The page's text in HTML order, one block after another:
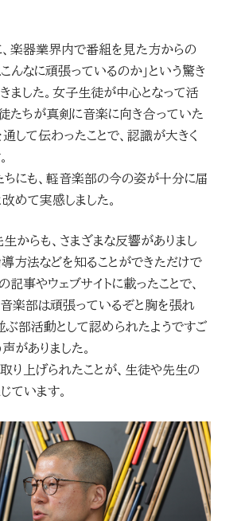
楽器業界内で番組を見た方からの
んなに頑張っているのか」という驚き
ました。女子生徒が中心となって活
たちが真剣に音楽に向き合っていた
して伝わったことで、認識が大きく
にも、軽音楽部の今の姿が十分に届
めて実感しました。
からも、さまざまな反響がありまし
方法などを知ることができただけで
記事やウェブサイトに載ったことで、
音楽部は頑張っているぞと胸を張れ
ぶ部活動として認められたようですご
がありました。
り上げられたことが、生徒や先生の
ています。